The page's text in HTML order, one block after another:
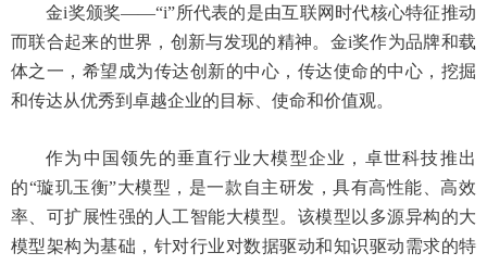
金i奖颁奖——“i”所代表的是由互联网时代核心特征推动
而联合起来的世界，创新与发现的精神。金i奖作为品牌和载
体之一，希望成为传达创新的中心，传达使命的中心，挖掘
和传达从优秀到卓越企业的目标、使命和价值观。
作为中国领先的垂直行业大模型企业，卓世科技推出
的“璇玑玉衡”大模型，是一款自主研发，具有高性能、高效
率、可扩展性强的人工智能大模型。该模型以多源异构的大
模型架构为基础，针对行业对数据驱动和知识驱动需求的特